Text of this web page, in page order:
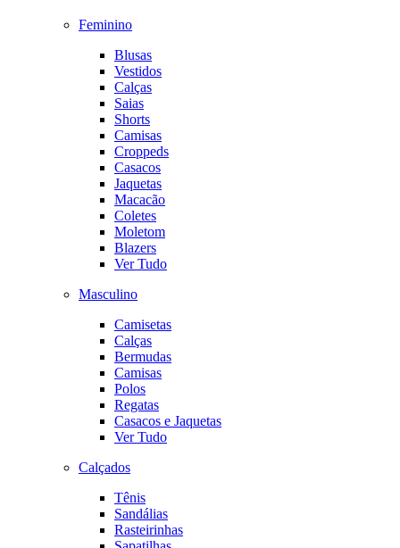
Feminino
Blusas
Vestidos
Calças
Saias
Shorts
Camisas
Croppeds
Casacos
Jaquetas
Macacão
Coletes
Moletom
Blazers
Ver Tudo
Masculino
Camisetas
Calças
Bermudas
Camisas
Polos
Regatas
Casacos e Jaquetas
Ver Tudo
Calçados
Tênis
Sandálias
Rasteirinhas